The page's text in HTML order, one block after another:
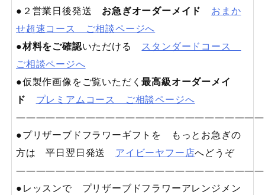
●２営業日後発送 お急ぎオーダーメイド
おまか
せ超速コース ご相談ページへ
●材料をご確認いただける スタンダードコース
ご相談ページへ
●仮製作画像をご覧いただく最高級オーダーメイ
ド
プレミアムコース ご相談ページへ
—————————————————————————
●プリザーブドフラワーギフトを もっとお急ぎの
方は 平日翌日発送 アイビーヤフー店へどうぞ
—————————————————————————
●レッスンで プリザーブドフラワーアレンジメン